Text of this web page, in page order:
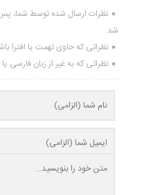
نظرات ارسال شده توسط شما،
شد.
نظراتی که حاوی تهمت یا افترا
نظراتی که به غیر از زبان فارسی